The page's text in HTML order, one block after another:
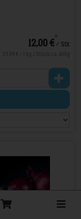
12,00 €*/ Stk
Toggle